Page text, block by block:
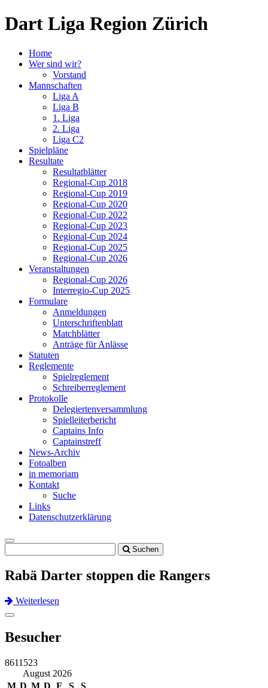
Dart Liga Region Zürich
Home
Wer sind wir?
Vorstand
Mannschaften
Liga A
Liga B
1. Liga
2. Liga
Liga C2
Spielpläne
Resultate
Resultatblätter
Regional-Cup 2018
Regional-Cup 2019
Regional-Cup 2020
Regional-Cup 2022
Regional-Cup 2023
Regional-Cup 2024
Regional-Cup 2025
Regional-Cup 2026
Veranstaltungen
Regional-Cup 2026
Interregio-Cup 2025
Formulare
Anmeldungen
Unterschriftenblatt
Matchblätter
Anträge für Anlässe
Statuten
Reglemente
Spielreglement
Schreiberreglement
Protokolle
Delegiertenversammlung
Spielleiterbericht
Captains Info
Captainstreff
News-Archiv
Fotoalben
in memoriam
Kontakt
Suche
Links
Datenschutzerklärung
Toggle
navigation
Suchen
Rabä Darter stoppen die Rangers
Weiterlesen
Previous
Next
Toggle
Besucher
8611523
August 2026
M D M D F S S